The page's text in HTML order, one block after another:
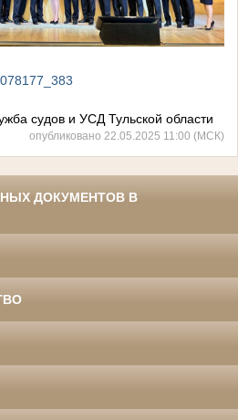
судов и УСД Тульской области
опубликовано 22.05.2025 11:00 (МСК)
ДОКУМЕНТОВ В